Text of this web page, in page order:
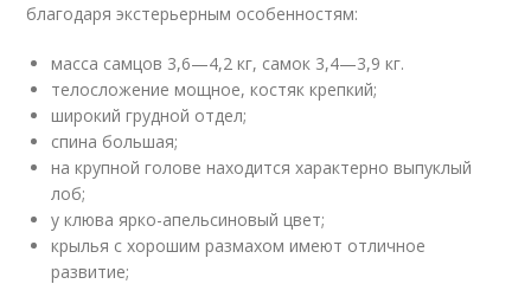
благодаря экстерьерным особенностям:
масса самцов 3,6—4,2 кг, самок 3,4—3,9 кг.
телосложение мощное, костяк крепкий;
широкий грудной отдел;
спина большая;
на крупной голове находится характерно выпуклый
лоб;
у клюва ярко-апельсиновый цвет;
крылья с хорошим размахом имеют отличное
развитие;